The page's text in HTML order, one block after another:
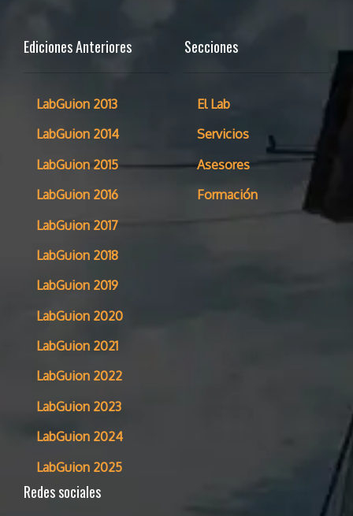
Ediciones Anteriores
LabGuion 2013
LabGuion 2014
LabGuion 2015
LabGuion 2016
LabGuion 2017
LabGuion 2018
LabGuion 2019
LabGuion 2020
LabGuion 2021
LabGuion 2022
LabGuion 2023
LabGuion 2024
LabGuion 2025
Secciones
El Lab
Servicios
Asesores
Formación
Redes sociales